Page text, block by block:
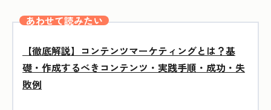
あわせて読みたい
【徹底解説】コンテンツマーケティングとは？基
礎・作成するべきコンテンツ・実践手順・成功・失
敗例